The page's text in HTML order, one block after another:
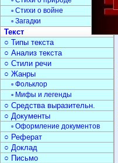
▫ Стихи о войне
▫ Загадки
Текст
○ Типы текста
○ Анализ текста
○ Стили речи
○ Жанры
▫ Фольклор
▫ Мифы и легенды
○ Средства выразительн.
○ Документы
▫ Оформление документов
○ Реферат
○ Доклад
○ Письмо